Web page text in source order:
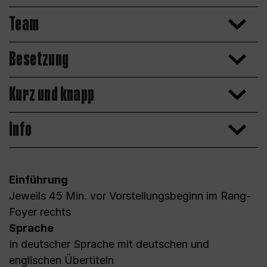
Team
Besetzung
Kurz und knapp
Info
Einführung
Jeweils 45 Min. vor Vorstellungsbeginn im Rang-
Foyer rechts
Sprache
In deutscher Sprache mit deutschen und
englischen Übertiteln